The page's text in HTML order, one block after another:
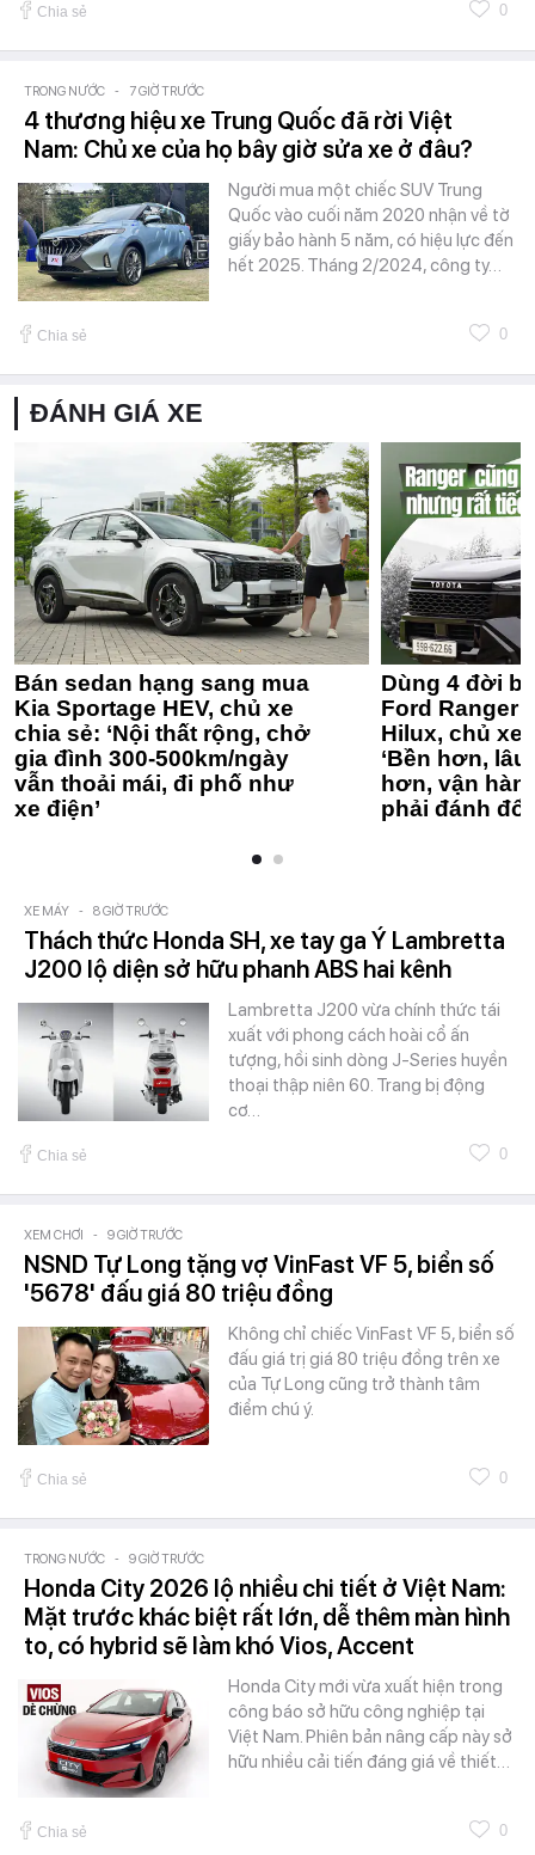
Chia sẻ 0
TRONG NƯỚC - 7 GIỜ TRƯỚC
4 thương hiệu xe Trung Quốc đã rời Việt
Nam: Chủ xe của họ bây giờ sửa xe ở đâu?
Người mua một chiếc SUV Trung
Quốc vào cuối năm 2020 nhận về tờ
giấy bảo hành 5 năm, có hiệu lực đến
hết 2025. Tháng 2/2024, công ty…
Chia sẻ 0
ĐÁNH GIÁ XE
Bán sedan hạng sang mua
Kia Sportage HEV, chủ xe
chia sẻ: ‘Nội thất rộng, chở
gia đình 300-500km/ngày
vẫn thoải mái, đi phố như
xe điện’
Dùng 4 đời
Ford Ranger
Hilux, chủ xe
‘Bền hơn,
hơn, vận
phải đánh
XE MÁY - 8 GIỜ TRƯỚC
Thách thức Honda SH, xe tay ga Ý Lambretta
J200 lộ diện sở hữu phanh ABS hai kênh
Lambretta J200 vừa chính thức tái
xuất với phong cách hoài cổ ấn
tượng, hồi sinh dòng J-Series huyền
thoại thập niên 60. Trang bị động
cơ…
Chia sẻ 0
XEM CHƠI - 9 GIỜ TRƯỚC
NSND Tự Long tặng vợ VinFast VF 5, biển số
'5678' đấu giá 80 triệu đồng
Không chỉ chiếc VinFast VF 5, biển số
đấu giá trị giá 80 triệu đồng trên xe
của Tự Long cũng trở thành tâm
điểm chú ý.
Chia sẻ 0
TRONG NƯỚC - 9 GIỜ TRƯỚC
Honda City 2026 lộ nhiều chi tiết ở Việt Nam:
Mặt trước khác biệt rất lớn, dễ thêm màn hình
to, có hybrid sẽ làm khó Vios, Accent
Honda City mới vừa xuất hiện trong
công báo sở hữu công nghiệp tại
Việt Nam. Phiên bản nâng cấp này sở
hữu nhiều cải tiến đáng giá về thiết…
Chia sẻ 0